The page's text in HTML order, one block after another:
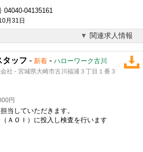
04135161
月31日
関連求人情報
タッフ - 新着 - ハローワーク古川
社 - 宮城県大崎市古川福浦３丁目１番３
円
当していただきます。
ＡＯＩ）に投入し検査を行います